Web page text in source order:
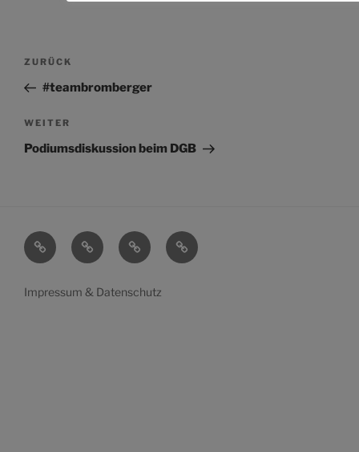
Beitragsnavigation
Vorheriger
Beitrag
ZURÜCK
#teambromberger
Nächster
Beitrag
WEITER
Podiumsdiskussion beim DGB
StartseiteMein
Leben
Transparenz
Wahlen
Impressum & Datenschutz